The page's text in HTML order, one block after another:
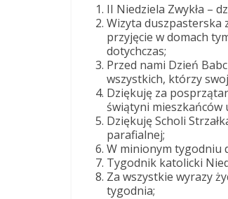
II Niedziela Zwykła –
Wizyta duszpasterska
przyjęcie w domach
dotychczas;
Przed nami Dzień
wszystkich, którzy
Dziękuję za
świątyni mieszkańców
Dziękuję Scholi
parafialnej;
W minionym tygodniu
Tygodnik katolicki
Za wszystkie wyrazy
tygodnia;